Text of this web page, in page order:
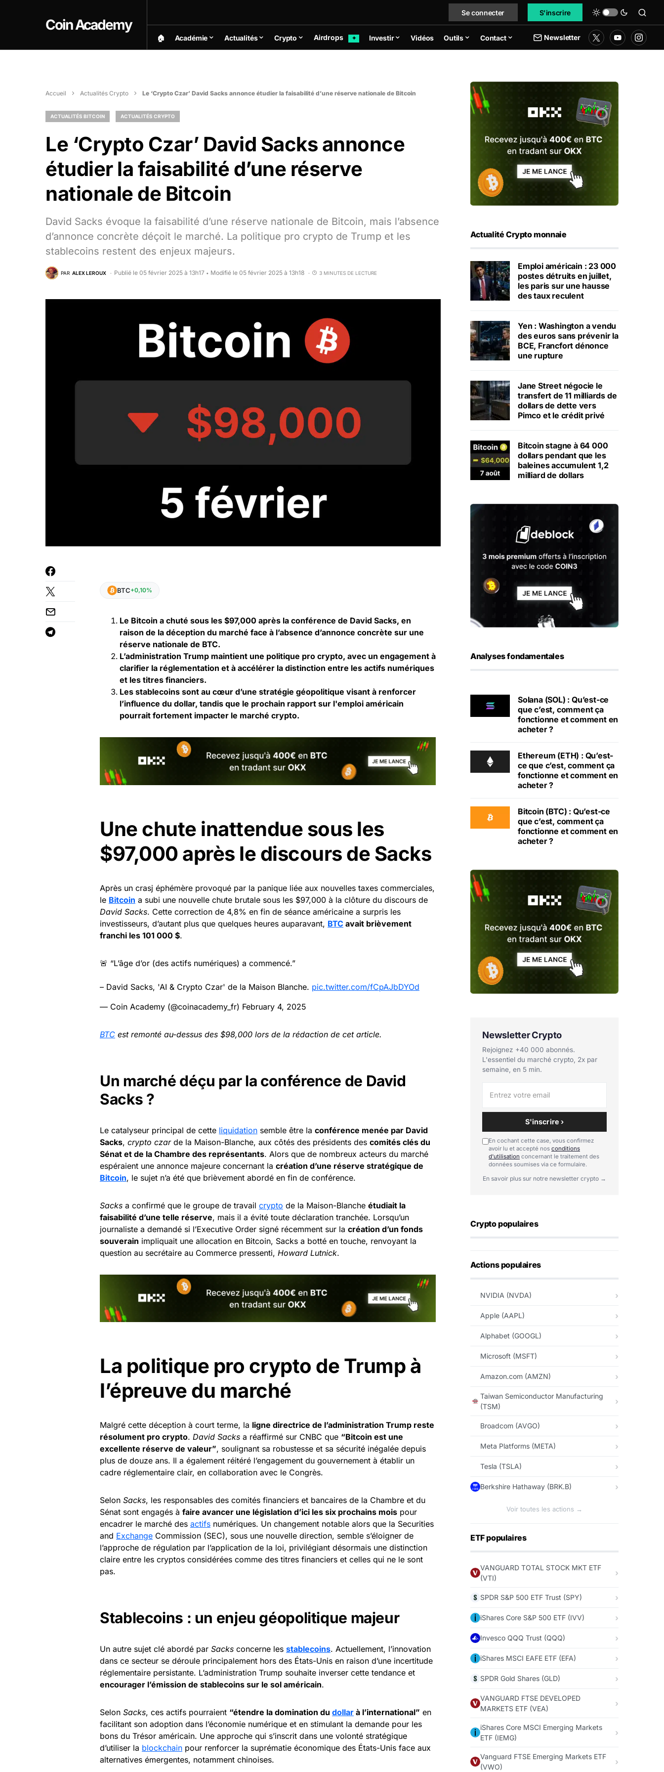
Coin Academy
Se connecter S'inscrire
🏠︎ Académie Actualités Crypto Airdrops ✦ Investir Vidéos Outils Contact Newsletter
Accueil Actualités Crypto Le ‘Crypto Czar’ David Sacks annonce étudier la faisabilité d’une réserve nationale de Bitcoin
ACTUALITÉS BITCOIN ACTUALITÉS CRYPTO
Le ‘Crypto Czar’ David Sacks annonce
étudier la faisabilité d’une réserve
nationale de Bitcoin
David Sacks évoque la faisabilité d’une réserve nationale de Bitcoin, mais l’absence
d’annonce concrète déçoit le marché. La politique pro crypto de Trump et les
stablecoins restent des enjeux majeurs.
PAR ALEX LEROUX Publié le 05 février 2025 à 13h17 • Modifié le 05 février 2025 à 13h18 3 MINUTES DE LECTURE
BTC+0,10%
Le Bitcoin a chuté sous les $97,000 après la conférence de David Sacks, en
raison de la déception du marché face à l’absence d’annonce concrète sur une
réserve nationale de BTC.
L’administration Trump maintient une politique pro crypto, avec un engagement à
clarifier la réglementation et à accélérer la distinction entre les actifs numériques
et les titres financiers.
Les stablecoins sont au cœur d’une stratégie géopolitique visant à renforcer
l’influence du dollar, tandis que le prochain rapport sur l'emploi américain
pourrait fortement impacter le marché crypto.
Une chute inattendue sous les
$97,000 après le discours de Sacks
Après un crasj éphémère provoqué par la panique liée aux nouvelles taxes commerciales,
le Bitcoin a subi une nouvelle chute brutale sous les $97,000 à la clôture du discours de
David Sacks. Cette correction de 4,8% en fin de séance américaine a surpris les
investisseurs, d’autant plus que quelques heures auparavant, BTC avait brièvement
franchi les 101 000 $.
🚨 “L’âge d’or (des actifs numériques) a commencé.”
– David Sacks, 'AI & Crypto Czar' de la Maison Blanche. pic.twitter.com/fCpAJbDYOd
— Coin Academy (@coinacademy_fr) February 4, 2025
BTC est remonté au-dessus des $98,000 lors de la rédaction de cet article.
Un marché déçu par la conférence de David
Sacks ?
Le catalyseur principal de cette liquidation semble être la conférence menée par David
Sacks, crypto czarde la Maison-Blanche, aux côtés des présidents des comités clés du
Sénat et de la Chambre des représentants. Alors que de nombreux acteurs du marché
espéraient une annonce majeure concernant la création d’une réserve stratégique de
Bitcoin, le sujet n’a été que brièvement abordé en fin de conférence.
Sacks a confirmé que le groupe de travail crypto de la Maison-Blanche étudiait la
faisabilité d’une telle réserve, mais il a évité toute déclaration tranchée. Lorsqu’un
journaliste a demandé si l’Executive Order signé récemment sur la création d’un fonds
souverain impliquait une allocation en Bitcoin, Sacks a botté en touche, renvoyant la
question au secrétaire au Commerce pressenti, Howard Lutnick.
La politique pro crypto de Trump à
l’épreuve du marché
Malgré cette déception à court terme, la ligne directrice de l’administration Trump reste
résolument pro crypto. David Sacks a réaffirmé sur CNBC que “Bitcoin est une
excellente réserve de valeur”, soulignant sa robustesse et sa sécurité inégalée depuis
plus de douze ans. Il a également réitéré l’engagement du gouvernement à établir un
cadre réglementaire clair, en collaboration avec le Congrès.
Selon Sacks, les responsables des comités financiers et bancaires de la Chambre et du
Sénat sont engagés à faire avancer une législation d’ici les six prochains mois pour
encadrer le marché des actifs numériques. Un changement notable alors que la Securities
and Exchange Commission (SEC), sous une nouvelle direction, semble s’éloigner de
l’approche de régulation par l’application de la loi, privilégiant désormais une distinction
claire entre les cryptos considérées comme des titres financiers et celles qui ne le sont
pas.
Stablecoins : un enjeu géopolitique majeur
Un autre sujet clé abordé par Sacks concerne les stablecoins. Actuellement, l’innovation
dans ce secteur se déroule principalement hors des États-Unis en raison d’une incertitude
réglementaire persistante. L’administration Trump souhaite inverser cette tendance et
encourager l’émission de stablecoins sur le sol américain.
Selon Sacks, ces actifs pourraient “étendre la domination du dollar à l’international” en
facilitant son adoption dans l’économie numérique et en stimulant la demande pour les
bons du Trésor américain. Une approche qui s’inscrit dans une volonté stratégique
d’utiliser la blockchain pour renforcer la suprématie économique des États-Unis face aux
alternatives émergentes, notamment chinoises.
Actualité Crypto monnaie
Emploi américain : 23 000
postes détruits en juillet,
les paris sur une hausse
des taux reculent
Yen : Washington a vendu
des euros sans prévenir la
BCE, Francfort dénonce
une rupture
Jane Street négocie le
transfert de 11 milliards de
dollars de dette vers
Pimco et le crédit privé
Bitcoin stagne à 64 000
dollars pendant que les
baleines accumulent 1,2
milliard de dollars
Analyses fondamentales
Solana (SOL) : Qu’est-ce
que c’est, comment ça
fonctionne et comment en
acheter ?
Ethereum (ETH) : Qu’est-
ce que c’est, comment ça
fonctionne et comment en
acheter ?
Bitcoin (BTC) : Qu’est-ce
que c’est, comment ça
fonctionne et comment en
acheter ?
Newsletter Crypto
Rejoignez +40 000 abonnés.
L'essentiel du marché crypto, 2x par
semaine, en 5 min.
S'inscrire ›
En cochant cette case, vous confirmez
avoir lu et accepté nos conditions
d'utilisation concernant le traitement des
données soumises via ce formulaire.
En savoir plus sur notre newsletter crypto →
Crypto populaires
Actions populaires
NVIDIA (NVDA)
Apple (AAPL)
Alphabet (GOOGL)
Microsoft (MSFT)
Amazon.com (AMZN)
Taiwan Semiconductor Manufacturing
(TSM)
Broadcom (AVGO)
Meta Platforms (META)
Tesla (TSLA)
Berkshire Hathaway (BRK.B)
Voir toutes les actions →
ETF populaires
VANGUARD TOTAL STOCK MKT ETF
(VTI)
SPDR S&P 500 ETF Trust (SPY)
iShares Core S&P 500 ETF (IVV)
Invesco QQQ Trust (QQQ)
iShares MSCI EAFE ETF (EFA)
SPDR Gold Shares (GLD)
VANGUARD FTSE DEVELOPED
MARKETS ETF (VEA)
iShares Core MSCI Emerging Markets
ETF (IEMG)
Vanguard FTSE Emerging Markets ETF
(VWO)